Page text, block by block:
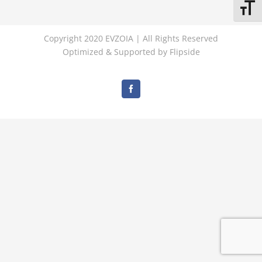
Copyright 2020 EVZOIA | All Rights Reserved
Optimized & Supported by Flipside
Facebook